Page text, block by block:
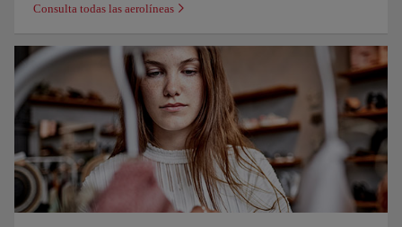
Consulta todas las aerolíneas